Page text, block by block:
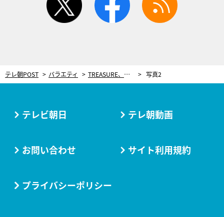
テレ朝POST バラエティ TREASURE、日本で“爆笑間違いなし”のギャグを学ぶ！テレビ初披露のステージパフォーマンスも 写真2
テレビ朝日 テレ朝動画
お問い合わせ サイト利用規約
プライバシーポリシー